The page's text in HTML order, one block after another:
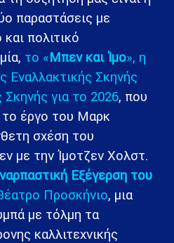
παραστάσεις με
πολιτικό
το «Μπεν και Ίμο», η
Σκηνής
Σκηνής για το 2026, που
το έργο του Μαρκ
σχέση του
με την Ίμοτζεν Χολστ.
Εξέγερση του
Προσκήνιο, μια
με τόλμη τα
καλλιτεχνικής